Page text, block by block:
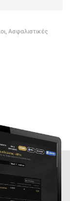
Ασφαλιστικές